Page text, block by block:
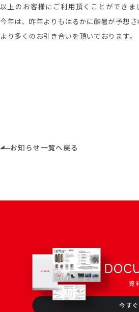
以上のお客様にご利用頂くことができま
今年は、昨年よりもはるかに酷暑が予想
より多くのお引き合いを頂いております。
お知らせ一覧へ戻る
資
今す